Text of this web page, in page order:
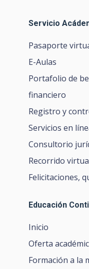
Servicio
Pasaporte
E-Aulas
Portafolio de
financiero
Registro y
Servicios en
Consultorio
Recorrido
Felicitaciones,
Educación
Inicio
Oferta
Formación a la